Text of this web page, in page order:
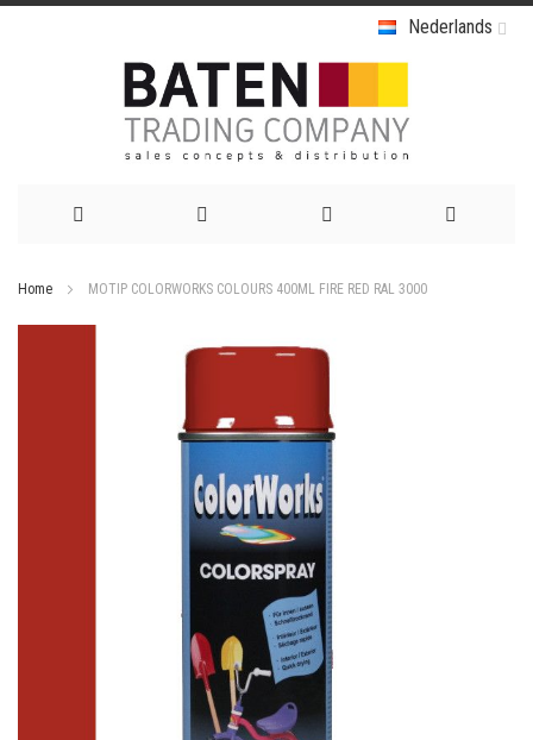
Nederlands
Home MOTIP COLORWORKS COLOURS 400ML FIRE RED RAL 3000